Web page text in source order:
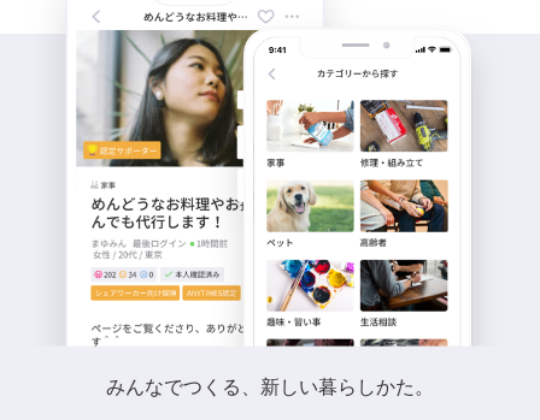
みんなでつくる、新しい暮らしかた。